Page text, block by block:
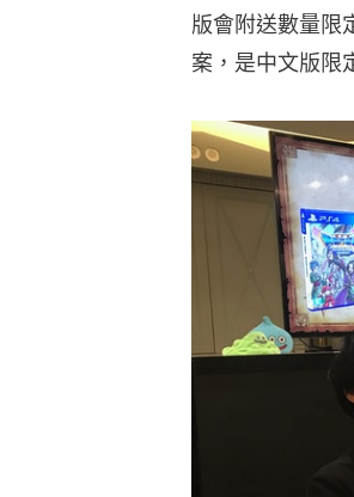
版會附送數量限
案，是中文版限